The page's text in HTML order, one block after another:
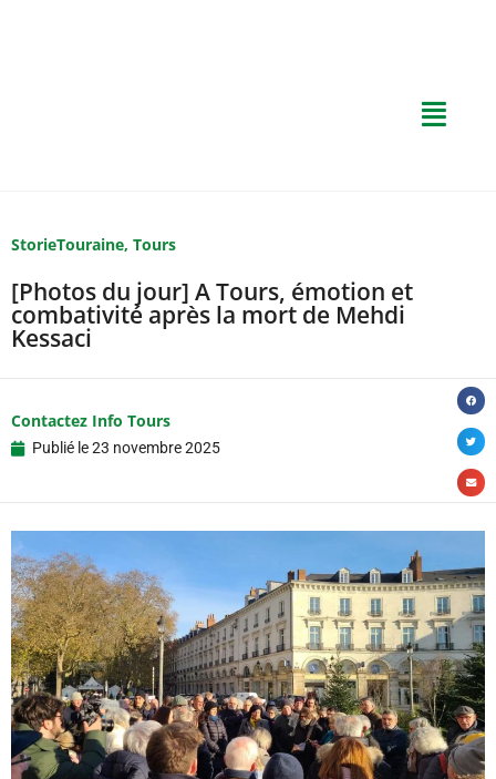
StorieTouraine, Tours
[Photos du jour] A Tours, émotion et
combativité après la mort de Mehdi
Kessaci
Contactez Info Tours
Publié le23 novembre 2025